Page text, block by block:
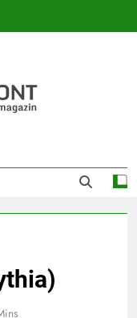
|
És